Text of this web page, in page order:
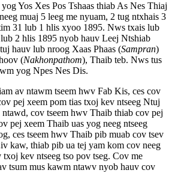
Yos Xes Pos Tshaas thiab As Nes Thiaj
muaj 5 leeg me nyuam, 2 tug ntxhais 3
31 lub 1 hlis xyoo 1895. Nws txais lub
2 hlis 1895 nyob hauv Leej Ntshiab
hauv lub nroog Xaas Phaas (Sampran)
(Nakhonpathom), Thaib teb. Nws tus
yog Npes Nes Dis.
av ntawm tseem hwv Fab Kis, ces cov
pej xeem pom tias txoj kev ntseeg Ntuj
cov tseem hwv Thaib thiab cov pej
pej xeem Thaib uas yog neeg ntseeg
ces tseem hwv Thaib pib muab cov tsev
kaw, thiab pib ua tej yam kom cov neeg
kev ntseeg tso pov tseg. Cov me
tsum mus kawm ntawv nyob hauv cov